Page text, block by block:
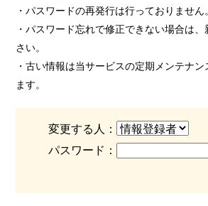
・パスワードの再発行は行っておりません
・パスワード忘れで修正できない場合は
さい。
・古い情報は当サービスの定期メンテナ
ます。
変更する人：
パスワード：